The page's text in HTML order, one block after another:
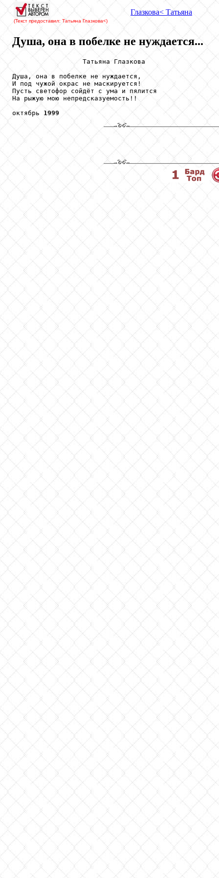
(Текст предоставил: Татьяна Глазкова<)
Глазкова< Татьяна
Душа, она в побелке не нуждается...
                  Татьяна Глазкова
Душа, она в побелке не нуждается,
И под чужой окрас не маскируется!
Пусть светофор сойдёт с ума и пялится
На рыжую мою непредсказуемость!!
октябрь 1999